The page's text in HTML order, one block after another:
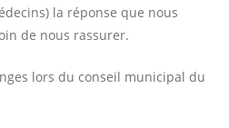
la réponse que nous
de nous rassurer.
lors du conseil municipal du